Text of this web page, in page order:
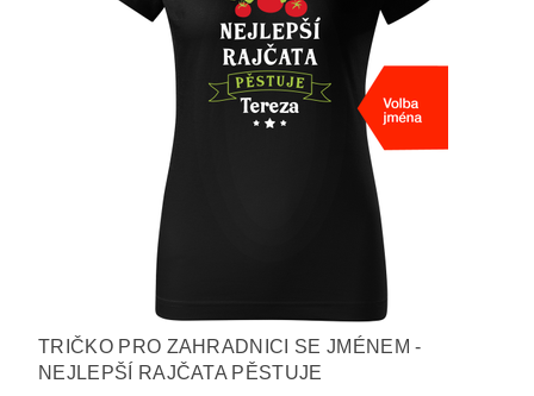
TRIČKO PRO ZAHRADNICI SE JMÉNEM -
NEJLEPŠÍ RAJČATA PĚSTUJE